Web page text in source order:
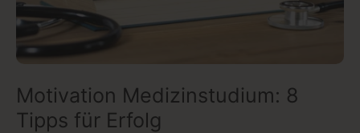
Motivation Medizinstudium: 8
Tipps für Erfolg